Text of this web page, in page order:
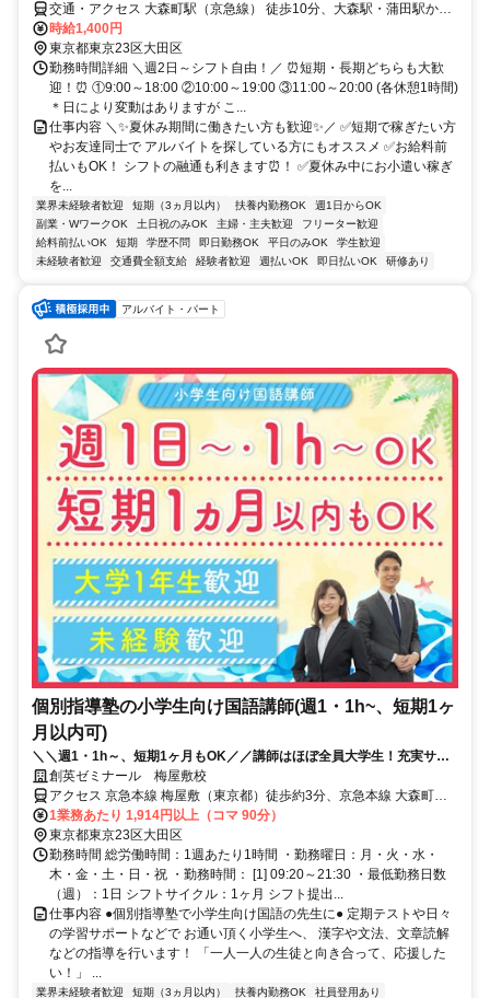
交通・アクセス 大森町駅（京急線） 徒歩10分、大森駅・蒲田駅から
バス ★交通費規定内支給 ★給料前払いOK
時給1,400円
東京都東京23区大田区
勤務時間詳細 ＼週2日～シフト自由！／ ⏰短期・長期どちらも大歓
迎！⏰ ①9:00～18:00 ②10:00～19:00 ③11:00～20:00 (各休憩1時間)
＊日により変動はありますが こ...
仕事内容 ＼✨夏休み期間に働きたい方も歓迎✨／ ✅短期で稼ぎたい方
やお友達同士で アルバイトを探している方にもオススメ ✅お給料前
払いもOK！ シフトの融通も利きます⏰！ ✅夏休み中にお小遣い稼ぎ
を...
業界未経験者歓迎 短期（3ヵ月以内） 扶養内勤務OK
週1日からOK
副業・WワークOK
土日祝のみOK 主婦・主夫歓迎
フリーター歓迎
給料前払いOK
短期 学歴不問 即日勤務OK 平日のみOK
学生歓迎
未経験者歓迎
交通費全額支給 経験者歓迎 週払いOK 即日払いOK 研修あり
アルバイト・パート
個別指導塾の小学生向け国語講師(週1・1h~、短期1ヶ
月以内可)
＼＼週1・1h～、短期1ヶ月もOK／／講師はほぼ全員大学生！充実サポ
ートで初バイトでも安心◎面接履歴書不要
創英ゼミナール 梅屋敷校
アクセス 京急本線 梅屋敷（東京都）徒歩約3分、京急本線 大森町中
央口徒歩約9分、京急空港線 京急蒲田東口(地上)徒歩約13分 京急蒲田
駅より自転車で5分
1業務あたり 1,914円以上（コマ 90分）
東京都東京23区大田区
勤務時間 総労働時間：1週あたり1時間 ・勤務曜日：月・火・水・
木・金・土・日・祝 ・勤務時間： [1] 09:20～21:30 ・最低勤務日数
（週）：1日 シフトサイクル：1ヶ月 シフト提出...
仕事内容 ●個別指導塾で小学生向け国語の先生に● 定期テストや日々
の学習サポートなどで お通い頂く小学生へ、 漢字や文法、文章読解
などの指導を行います！ 「一人一人の生徒と向き合って、応援した
い！」 ...
業界未経験者歓迎 短期（3ヵ月以内） 扶養内勤務OK 社員登用あり